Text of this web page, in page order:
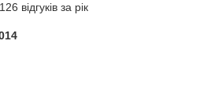
відгуків за рік